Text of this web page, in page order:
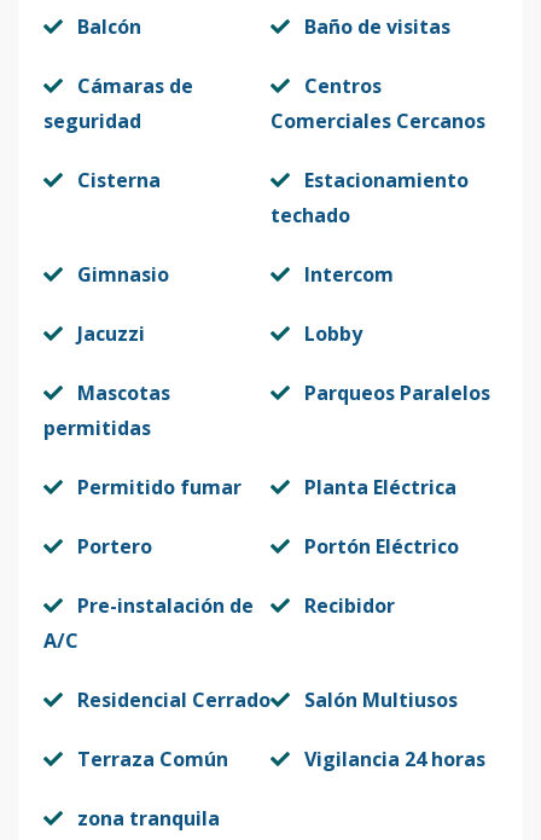
Balcón Baño de visitas
Cámaras de
seguridad
Centros
Comerciales Cercanos
Cisterna
Estacionamiento
techado
Gimnasio Intercom
Jacuzzi Lobby
Mascotas
permitidas
Parqueos Paralelos
Permitido fumar Planta Eléctrica
Portero Portón Eléctrico
Pre-instalación de
A/C
Recibidor
Residencial Cerrado Salón Multiusos
Terraza Común Vigilancia 24 horas
zona tranquila